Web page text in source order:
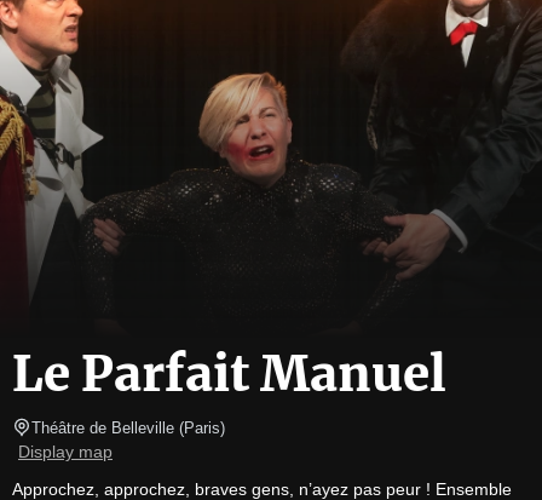
Le Parfait Manuel
Théâtre de Belleville (Paris)
Display map
Approchez, approchez, braves gens, n’ayez pas peur ! Ensemble